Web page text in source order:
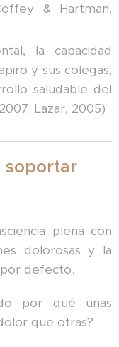
& Hartman,
la capacidad
y sus colegas,
saludable del
Lazar, 2005)
soportar
plena con
dolorosas y la
defecto.
por qué unas
que otras?